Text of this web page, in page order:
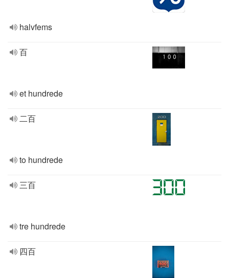
halvfems
百
et hundrede
二百
to hundrede
三百
tre hundrede
四百